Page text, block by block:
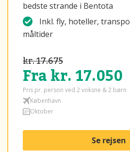
bedste strande i Bentota
Inkl. fly, hoteller,
måltider
kr. 17.675
Fra kr. 17.050
Pris pr. person ved 2 voksne & 2 børn
København
Oktober
Se rejsen